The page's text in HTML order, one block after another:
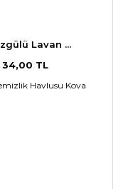
Lavan ...
34,00 TL